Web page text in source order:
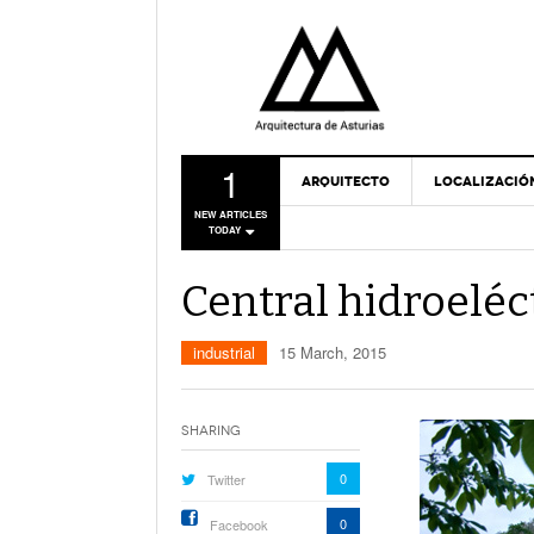
1
NEW ARTICLES
TODAY
ARQUITECTO
Central
industrial 15 March, 2015
Sharing
Twitter 0
Facebook 0